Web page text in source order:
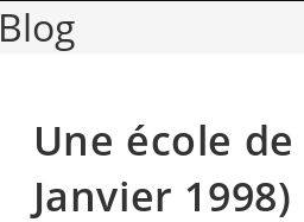
Blog
Une école
Janvier 1998)